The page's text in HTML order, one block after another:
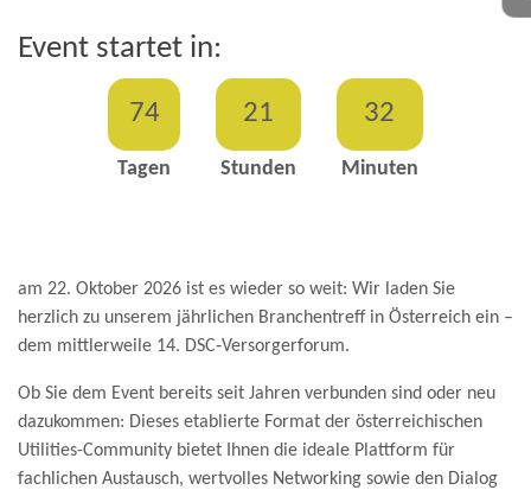
Event startet in:
74
Tagen
21
Stunden
32
Minuten
am 22. Oktober 2026 ist es wieder so weit: Wir laden Sie
herzlich zu unserem jährlichen Branchen­treff in Öster­reich ein –
dem mittler­weile 14. DSC‑Ver­sorger­forum.
Ob Sie dem Event bereits seit Jahren verbunden sind oder neu
dazukommen: Dieses etablierte Format der österreichischen
Utilities-Community bietet Ihnen die ideale Plattform für
fachlichen Austausch, wertvolles Networking sowie den Dialog